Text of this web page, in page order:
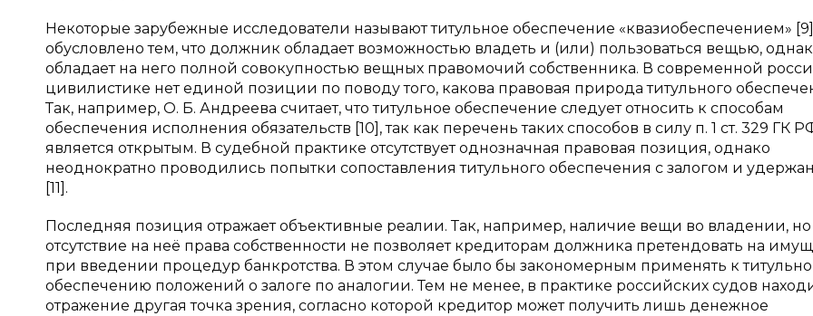
Некоторые зарубежные исследователи называют титульное обеспечение «квазиобеспечением»
обусловлено тем, что должник обладает возможностью владеть и (или) пользоваться вещью,
обладает на него полной совокупностью вещных правомочий собственника. В современной
цивилистике нет единой позиции по поводу того, какова правовая природа титульного
Так, например, О. Б. Андреева считает, что титульное обеспечение следует относить к способам
обеспечения исполнения обязательств [10], так как перечень таких способов в силу п. 1 ст. 329 ГК
является открытым. В судебной практике отсутствует однозначная правовая позиция, однако
неоднократно проводились попытки сопоставления титульного обеспечения с залогом и
[11].
Последняя позиция отражает объективные реалии. Так, например, наличие вещи во владении, но
отсутствие на неё права собственности не позволяет кредиторам должника претендовать на
при введении процедур банкротства. В этом случае было бы закономерным применять к
обеспечению положений о залоге по аналогии. Тем не менее, в практике российских судов
отражение другая точка зрения, согласно которой кредитор может получить лишь денежное